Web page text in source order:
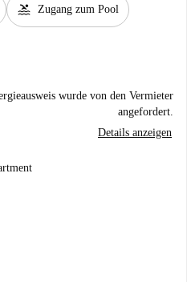
pool Zugang zum Pool
wurde von den Vermieter
angefordert.
Details anzeigen